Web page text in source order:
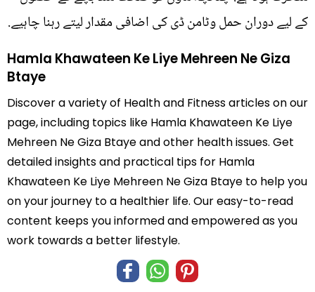
کے لیے دوران حمل وٹامن ڈی کی اضافی مقدار لیتے رہنا چاہیے.
Hamla Khawateen Ke Liye Mehreen Ne Giza
Btaye
Discover a variety of Health and Fitness articles on our
page, including topics like Hamla Khawateen Ke Liye
Mehreen Ne Giza Btaye and other health issues. Get
detailed insights and practical tips for Hamla
Khawateen Ke Liye Mehreen Ne Giza Btaye to help you
on your journey to a healthier life. Our easy-to-read
content keeps you informed and empowered as you
work towards a better lifestyle.